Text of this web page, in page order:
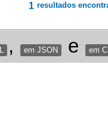
1 resultados
, em JSON e em